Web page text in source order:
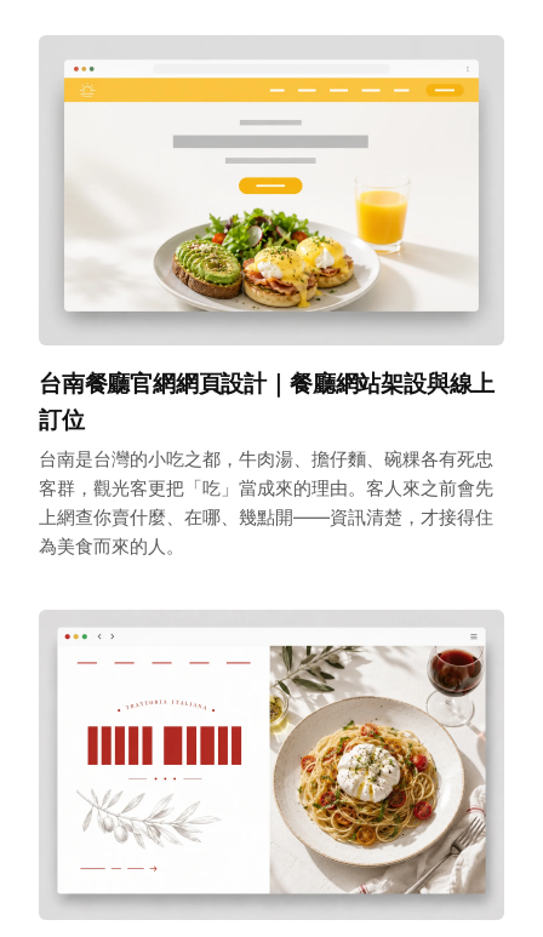
台南餐廳官網網頁設計｜餐廳網站架設與線上
訂位
台南是台灣的小吃之都，牛肉湯、擔仔麵、碗粿各有死忠
客群，觀光客更把「吃」當成來的理由。客人來之前會先
上網查你賣什麼、在哪、幾點開——資訊清楚，才接得住
為美食而來的人。